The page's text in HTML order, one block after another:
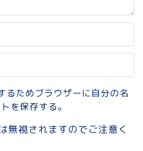
るためブラウザーに自分の名
を保存する。
無視されますのでご注意く